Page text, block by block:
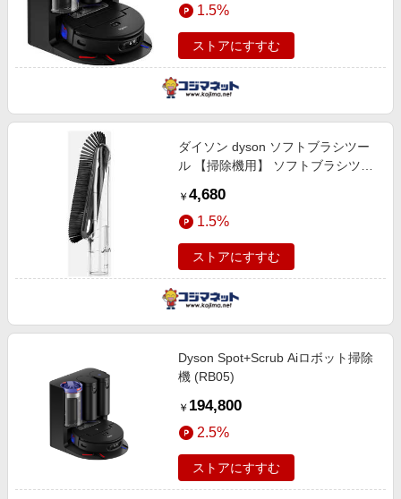
RB051.5%
ストアにすすむ
ダイソン dyson ソフトブラシツー
ル 【掃除機用】 ソフトブラシツー
￥ 4,680
1.5%
ストアにすすむ
Dyson Spot+Scrub Aiロボット掃除
機 (RB05)
￥ 194,800
2.5%
ストアにすすむ